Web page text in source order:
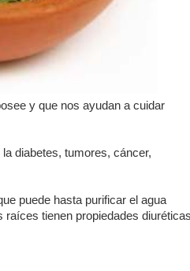
y que nos ayudan a cuidar
diabetes, tumores, cáncer,
puede hasta purificar el agua
raíces tienen propiedades